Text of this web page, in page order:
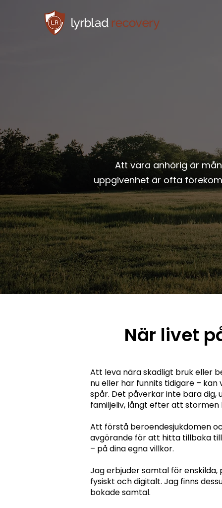
Att vara anhörig är
uppgivenhet är ofta
När livet
Att leva nära skadligt bruk eller
nu eller har funnits tidigare –
spår. Det påverkar inte bara dig,
familjeliv, långt efter att stormen
Att förstå beroendesjukdomen
avgörande för att hitta tillbaka
– på dina egna villkor.
Jag erbjuder samtal för enskilda,
fysiskt och digitalt. Jag finns
bokade samtal.